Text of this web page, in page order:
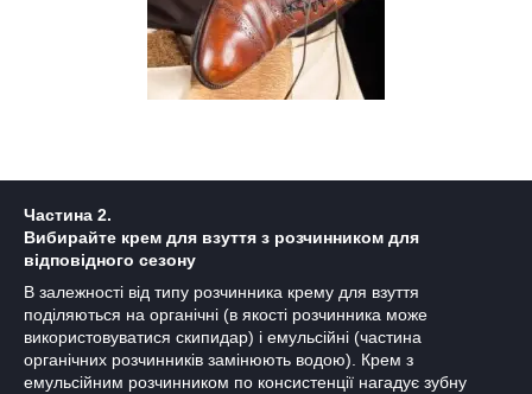
Частина 2.
Вибирайте крем для взуття з розчинником для
відповідного сезону
В залежності від типу розчинника крему для взуття
поділяються на органічні (в якості розчинника може
використовуватися скипидар) і емульсійні (частина
органічних розчинників замінюють водою). Крем з
емульсійним розчинником по консистенції нагадує зубну